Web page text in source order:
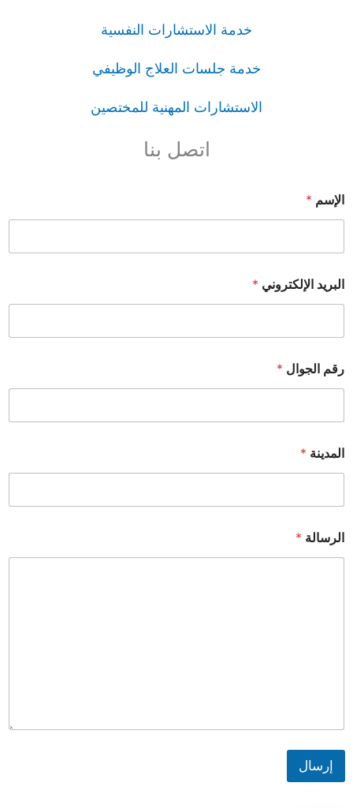
خدمة الاستشارات النفسية
خدمة جلسات العلاج الوظيفي
الاستشارات المهنية للمختصين
اتصل بنا
الإسم *
البريد الإلكتروني *
رقم الجوال *
المدينة *
الرسالة *
إرسال